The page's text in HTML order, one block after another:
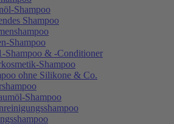
Shampoo
Shampoo
Shampoo
Shampoo & -Conditioner
Shampoo
ohne Silikone & Co.
Shampoo